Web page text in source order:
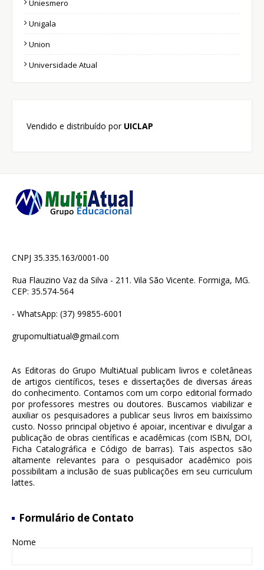
Uniesmero
Unigala
Union
Universidade Atual
Vendido e distribuído por UICLAP
CNPJ 35.335.163/0001-00
Rua Flauzino Vaz da Silva - 211. Vila São Vicente. Formiga, MG.
CEP: 35.574-564
- WhatsApp: (37) 99855-6001
grupomultiatual@gmail.com
As Editoras do Grupo MultiAtual publicam livros e coletâneas
de artigos científicos, teses e dissertações de diversas áreas
do conhecimento. Contamos com um corpo editorial formado
por professores mestres ou doutores. Buscamos viabilizar e
auxiliar os pesquisadores a publicar seus livros em baixíssimo
custo. Nosso principal objetivo é apoiar, incentivar e divulgar a
publicação de obras científicas e acadêmicas (com ISBN, DOI,
Ficha Catalográfica e Código de barras). Tais aspectos são
altamente relevantes para o pesquisador acadêmico pois
possibilitam a inclusão de suas publicações em seu curriculum
lattes.
Formulário de Contato
Nome